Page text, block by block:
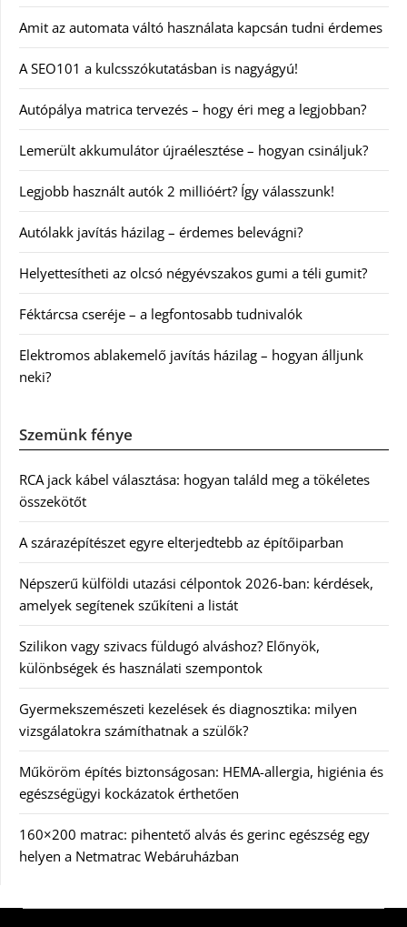
Amit az automata váltó használata kapcsán tudni érdemes
A SEO101 a kulcsszókutatásban is nagyágyú!
Autópálya matrica tervezés – hogy éri meg a legjobban?
Lemerült akkumulátor újraélesztése – hogyan csináljuk?
Legjobb használt autók 2 millióért? Így válasszunk!
Autólakk javítás házilag – érdemes belevágni?
Helyettesítheti az olcsó négyévszakos gumi a téli gumit?
Féktárcsa cseréje – a legfontosabb tudnivalók
Elektromos ablakemelő javítás házilag – hogyan álljunk
neki?
Szemünk fénye
RCA jack kábel választása: hogyan találd meg a tökéletes
összekötőt
A szárazépítészet egyre elterjedtebb az építőiparban
Népszerű külföldi utazási célpontok 2026-ban: kérdések,
amelyek segítenek szűkíteni a listát
Szilikon vagy szivacs füldugó alváshoz? Előnyök,
különbségek és használati szempontok
Gyermekszemészeti kezelések és diagnosztika: milyen
vizsgálatokra számíthatnak a szülők?
Műköröm építés biztonságosan: HEMA-allergia, higiénia és
egészségügyi kockázatok érthetően
160×200 matrac: pihentető alvás és gerinc egészség egy
helyen a Netmatrac Webáruházban